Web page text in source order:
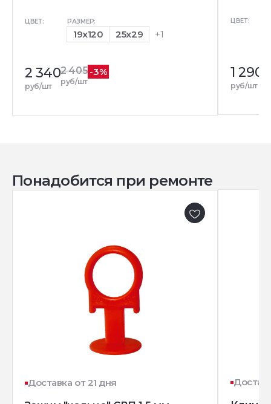
ЦВЕТ: РАЗМЕР:
19x120 25x29 +1
2 340
руб/шт
2 405
руб/шт
-3%
ЦВЕТ:
1 290
руб/шт
Понадобится при ремонте
Доставка от 21 дня